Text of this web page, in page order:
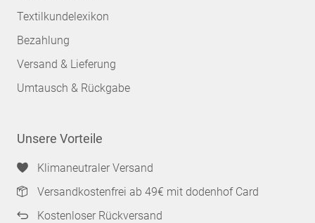
Textilkundelexikon
Bezahlung
Versand & Lieferung
Umtausch & Rückgabe
Unsere Vorteile
Klimaneutraler Versand
Versandkostenfrei ab 49€ mit dodenhof Card
Kostenloser Rückversand